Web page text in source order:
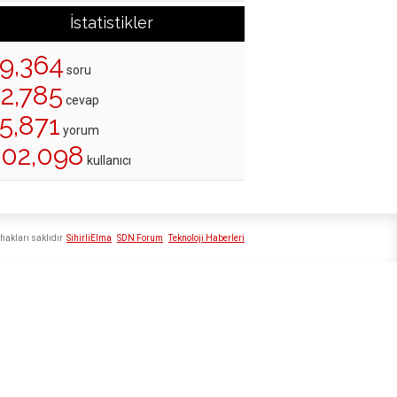
İstatistikler
soru
cevap
yorum
kullanıcı
SihirliElma SDN Forum Teknoloji Haberleri
saklıdır